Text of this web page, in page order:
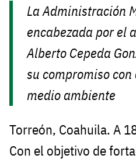
La Administración
encabezada por el
Alberto Cepeda
su compromiso
medio ambiente
Torreón, Coahuila. A
Con el objetivo de